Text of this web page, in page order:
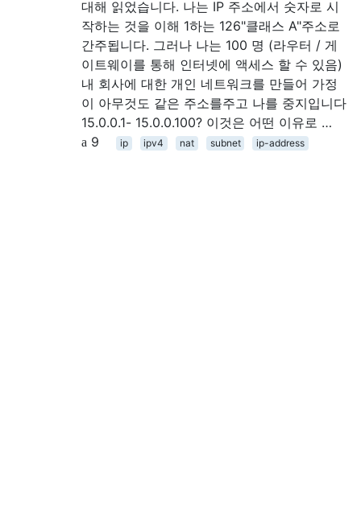
대해 읽었습니다. 나는 IP 주소에서 숫자로 시
작하는 것을 이해 1하는 126"클래스 A"주소로
간주됩니다. 그러나 나는 100 명 (라우터 / 게
이트웨이를 통해 인터넷에 액세스 할 수 있음)
내 회사에 대한 개인 네트워크를 만들어 가정
이 아무것도 같은 주소를주고 나를 중지입니다
15.0.0.1- 15.0.0.100? 이것은 어떤 이유로 …
9
ip ipv4 nat subnet ip-address